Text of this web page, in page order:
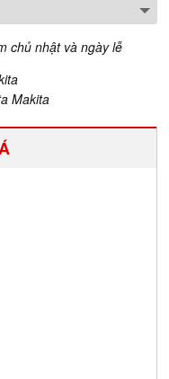
chủ nhật và ngày lễ
Makita